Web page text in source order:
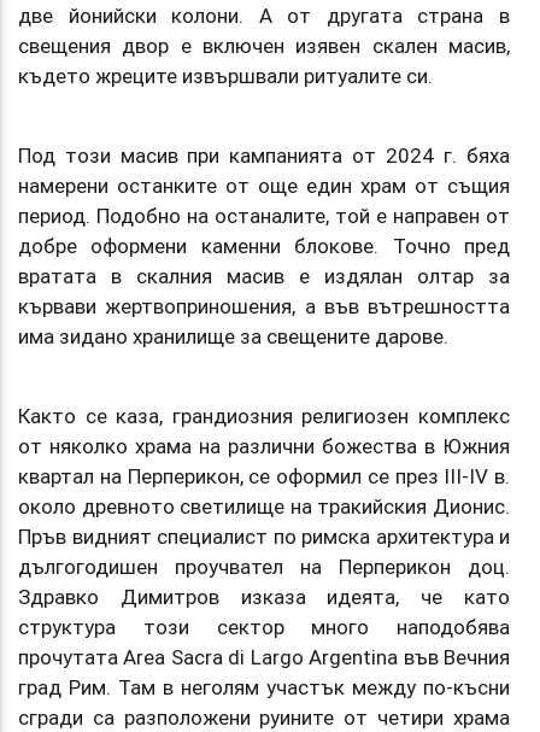
две йонийски колони. А от другата страна в
свещения двор е включен изявен скален масив,
където жреците извършвали ритуалите си.
Под този масив при кампанията от 2024 г. бяха
намерени останките от още един храм от същия
период. Подобно на останалите, той е направен от
добре оформени каменни блокове. Точно пред
вратата в скалния масив е издялан олтар за
кървави жертвоприношения, а във вътрешността
има зидано хранилище за свещените дарове.
Както се каза, грандиозния религиозен комплекс
от няколко храма на различни божества в Южния
квартал на Перперикон, се оформил се през III-IV в.
около древното светилище на тракийския Дионис.
Пръв видният специалист по римска архитектура и
дългогодишен проучвател на Перперикон доц.
Здравко Димитров изказа идеята, че като
структура този сектор много наподобява
прочутата Area Sacra di Largo Argentina във Вечния
град Рим. Там в неголям участък между по-късни
сгради са разположени руините от четири храма